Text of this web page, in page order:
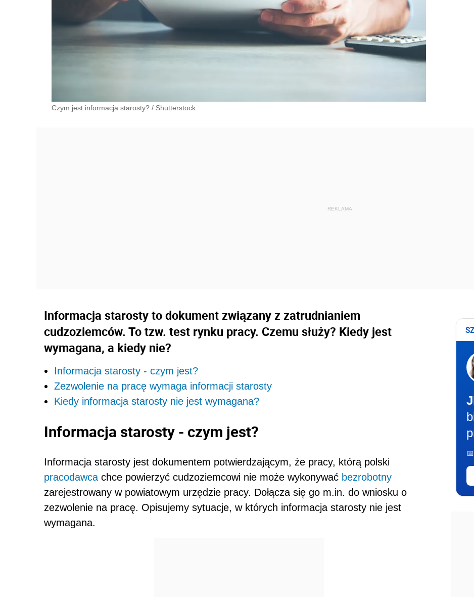
Czym jest informacja starosty? / Shutterstock
Informacja starosty to dokument związany z zatrudnianiem
cudzoziemców. To tzw. test rynku pracy. Czemu służy? Kiedy jest
wymagana, a kiedy nie?
Informacja starosty - czym jest?
Zezwolenie na pracę wymaga informacji starosty
Kiedy informacja starosty nie jest wymagana?
Informacja starosty - czym jest?
Informacja starosty jest dokumentem potwierdzającym, że pracy, którą polski
pracodawca chce powierzyć cudzoziemcowi nie może wykonywać bezrobotny
zarejestrowany w powiatowym urzędzie pracy. Dołącza się go m.in. do wniosku o
zezwolenie na pracę. Opisujemy sytuacje, w których informacja starosty nie jest
wymagana.